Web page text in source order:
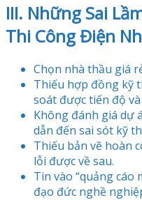
III. Những Sai
Thi Công Điện
Chọn nhà thầu giá
Thiếu hợp đồng kỹ
soát được tiến độ
Không đánh giá
dẫn đến sai sót kỹ
Thiếu bản vẽ hoàn
lỗi được về sau.
Tin vào “quảng
đạo đức nghề